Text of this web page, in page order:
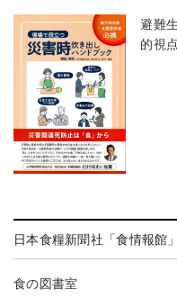
避難
的視
日本食糧新聞社「食情報館」
食の図書室